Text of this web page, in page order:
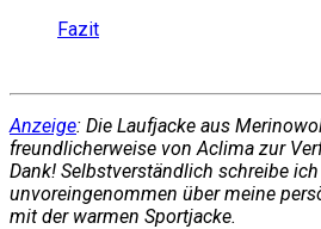
Fazit
Anzeige: Die Laufjacke aus
freundlicherweise von Aclima zur
Dank! Selbstverständlich schreibe
unvoreingenommen über meine
mit der warmen Sportjacke.